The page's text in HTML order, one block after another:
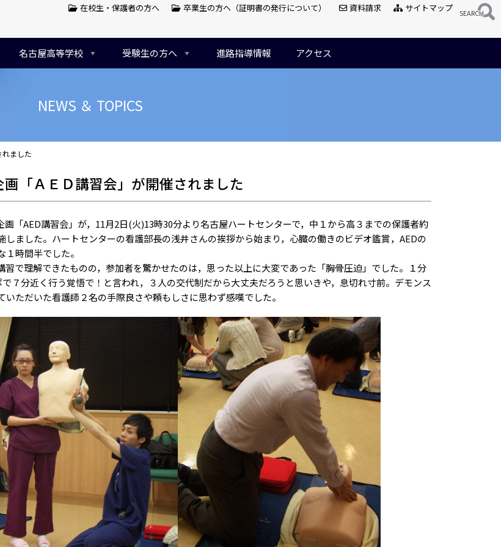
名古屋高等学校 受験生の方へ 進路指導情報 アクセス
在校生・保護者の方へ 卒業生の方へ（証明書の発行について） 資料請求 サイトマップ
NEWS ＆ TOPICS
ました
画「ＡＥＤ講習会」が開催されました
「AED講習会」が，11月2日(火)13時30分より名古屋ハートセンターで，中１から高３までの保護者約
しました。ハートセンターの看護部長の浅井さんの挨拶から始まり，心臓の働きのビデオ鑑賞，AEDの
時間半でした。
習で理解できたものの，参加者を驚かせたのは，思った以上に大変であった「胸骨圧迫」でした。１分
７分近く行う覚悟で！と言われ，３人の交代制だから大丈夫だろうと思いきや，息切れ寸前。デモンス
いただいた看護師２名の手際良さや頼もしさに思わず感嘆でした。